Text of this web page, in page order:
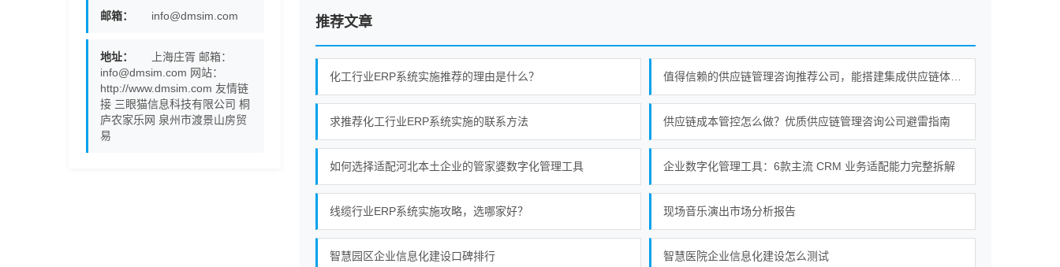
邮箱： info@dmsim.com
地址：
上海庄胥 邮箱：
info@dmsim.com 网站：
http://www.dmsim.com 友情链
接 三眼猫信息科技有限公司 桐
庐农家乐网 泉州市渡景山房贸
易
推荐文章
化工行业ERP系统实施推荐的理由是什么？
求推荐化工行业ERP系统实施的联系方法 供应链成本管控怎么做？优质供应链管理咨询公司避雷指南
如何选择适配河北本土企业的管家婆数字化管理工具 企业数字化管理工具：6款主流 CRM 业务适配能力完整拆解
线缆行业ERP系统实施攻略，选哪家好？ 现场音乐演出市场分析报告
智慧园区企业信息化建设口碑排行 智慧医院企业信息化建设怎么测试